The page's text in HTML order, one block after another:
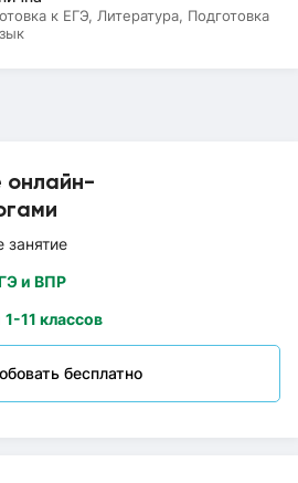
онлайн-
занятие
и ВПР
1-11 классов
бесплатно
к ЕГЭ, Литература, Подготовка